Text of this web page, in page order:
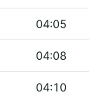
04:05
04:08
04:10